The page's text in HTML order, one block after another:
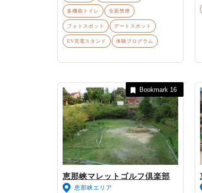
多機能トイレ 全面禁煙
フォトスポット デートスポット
EV充電スタンド 体験プログラム
恵那峡マレットゴルフ倶楽部
恵那峡エリア
Bookmark 16